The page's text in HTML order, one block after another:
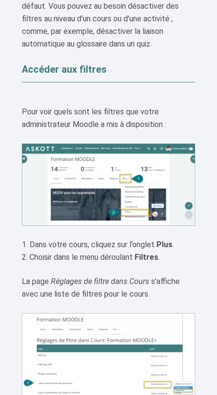
défaut. Vous pouvez au besoin désactiver des
filtres au niveau d’un cours ou d’une activité ;
comme, par exemple, désactiver la liaison
automatique au glossaire dans un quiz.
Accéder aux filtres
Pour voir quels sont les filtres que votre
administrateur Moodle a mis à disposition :
Dans votre cours, cliquez sur l’onglet Plus.
Choisir dans le menu déroulant Filtres.
La page Réglages de filtre dans Cours s’affiche
avec une liste de filtres pour le cours.